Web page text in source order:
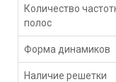
Количество
полос
Форма динамиков
Наличие решетки